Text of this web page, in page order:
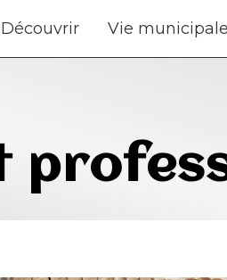
Découvrir Vie municipale